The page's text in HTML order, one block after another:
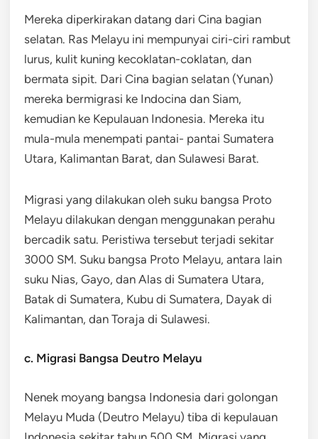
Mereka diperkirakan datang dari Cina bagian
selatan. Ras Melayu ini mempunyai ciri-ciri rambut
lurus, kulit kuning kecoklatan-coklatan, dan
bermata sipit. Dari Cina bagian selatan (Yunan)
mereka bermigrasi ke Indocina dan Siam,
kemudian ke Kepulauan Indonesia. Mereka itu
mula-mula menempati pantai- pantai Sumatera
Utara, Kalimantan Barat, dan Sulawesi Barat.
Migrasi yang dilakukan oleh suku bangsa Proto
Melayu dilakukan dengan menggunakan perahu
bercadik satu. Peristiwa tersebut terjadi sekitar
3000 SM. Suku bangsa Proto Melayu, antara lain
suku Nias, Gayo, dan Alas di Sumatera Utara,
Batak di Sumatera, Kubu di Sumatera, Dayak di
Kalimantan, dan Toraja di Sulawesi.
c. Migrasi Bangsa Deutro Melayu
Nenek moyang bangsa Indonesia dari golongan
Melayu Muda (Deutro Melayu) tiba di kepulauan